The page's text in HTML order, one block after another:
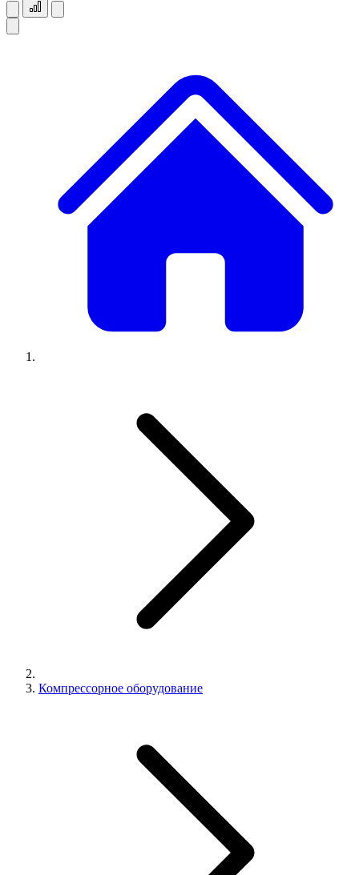
Компрессорное оборудование